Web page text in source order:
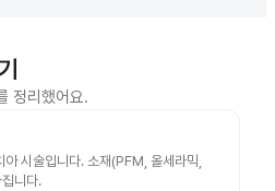
정리했어요.
시술입니다. 소재(PFM, 올세라믹,
니다.